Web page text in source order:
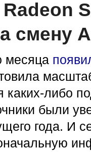
смену
месяца
каких-либо
были
года. И